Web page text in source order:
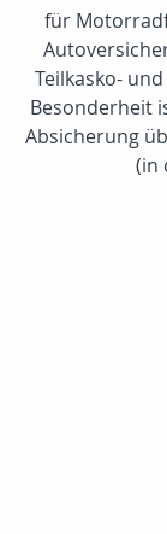
für
Teilkasko-
Besonderheit
Absicherung
(in